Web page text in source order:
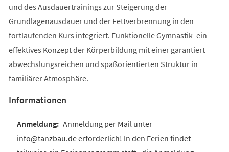
und des Ausdauertrainings zur Steigerung der
Grundlagenausdauer und der Fettverbrennung in den
fortlaufenden Kurs integriert. Funktionelle Gymnastik- ein
effektives Konzept der Körperbildung mit einer garantiert
abwechslungsreichen und spaßorientierten Struktur in
familiärer Atmosphäre.
Informationen
Anmeldung per Mail unter
info@tanzbau.de erforderlich! In den Ferien findet